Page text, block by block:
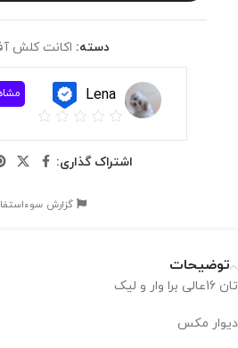
دسته: اکانت کلش
Lena
اشتراک گذاری:
گزارش
توضیحات
تان 16عالی برا وار و لیک
دیوار مکس